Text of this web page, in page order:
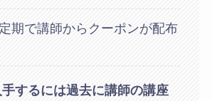
期で講師からクーポンが配布
するには過去に講師の講座